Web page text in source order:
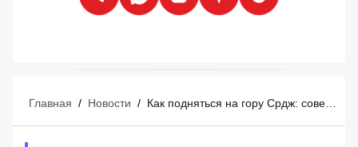
Главная / Новости /